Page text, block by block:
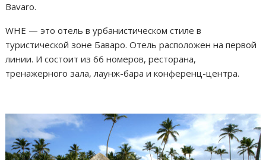
Bаvaro.
WHE — это отель в урбанистическом стиле в
туристической зоне Баваро. Отель расположен на первой
линии. И состоит из 66 номеров, ресторана,
тренажерного зала, лаунж-бара и конференц-центра.